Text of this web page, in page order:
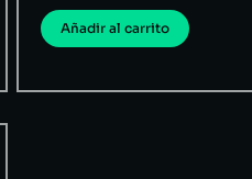
Añadir al carrito